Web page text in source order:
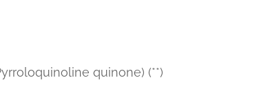
quinone) (**)